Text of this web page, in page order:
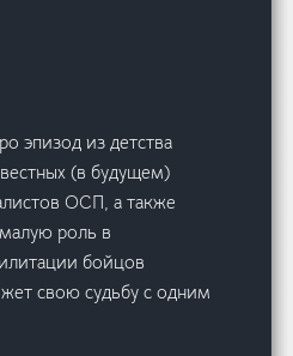
эпизод из детства
(в будущем)
ОСП, а также
роль в
бойцов
свою судьбу с одним